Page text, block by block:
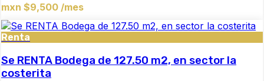
mxn $9,500 /mes
Renta
Se RENTA Bodega de 127.50 m2, en sector la
costerita